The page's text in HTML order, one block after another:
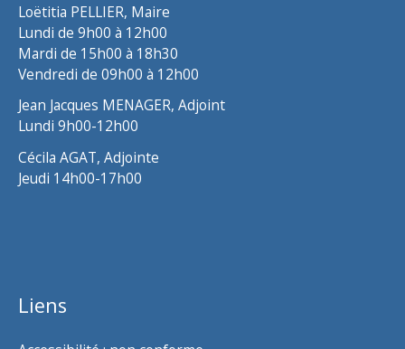
Loëtitia PELLIER, Maire
Lundi de 9h00 à 12h00
Mardi de 15h00 à 18h30
Vendredi de 09h00 à 12h00
Jean Jacques MENAGER, Adjoint
Lundi 9h00-12h00
Cécila AGAT, Adjointe
Jeudi 14h00-17h00
Liens